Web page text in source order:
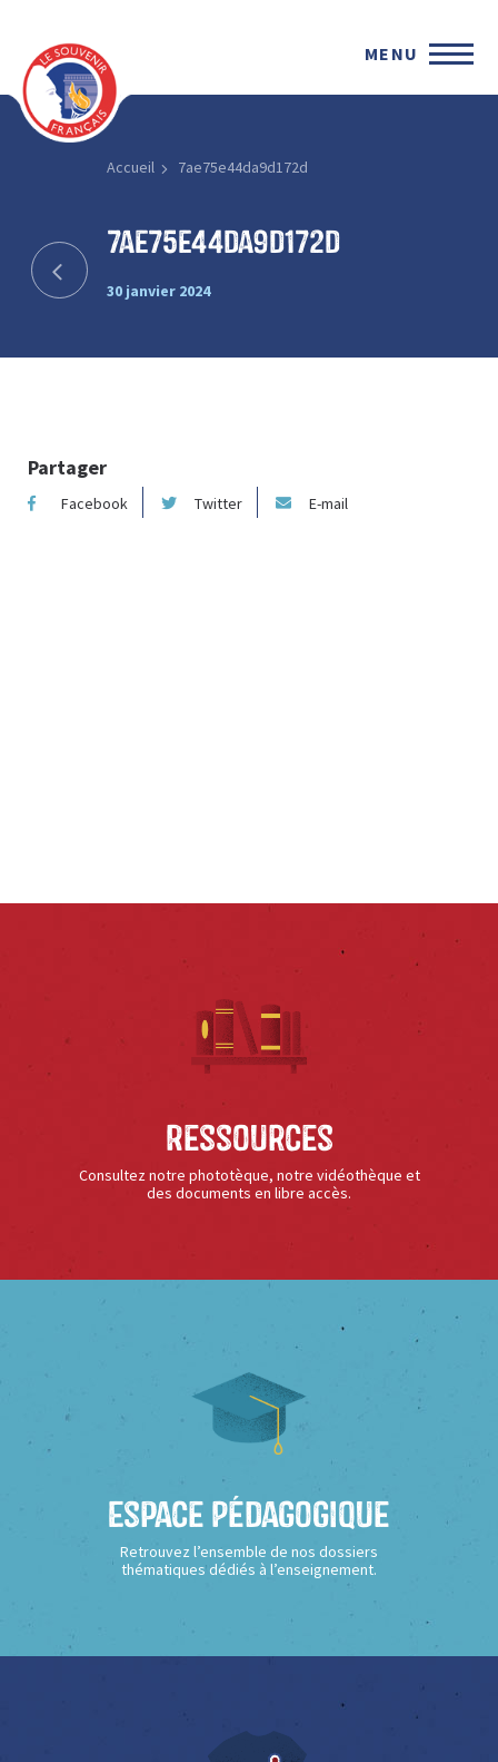
MENU
Accueil 7ae75e44da9d172d
7ae75e44da9d172d
30 janvier 2024
Partager
Facebook Twitter E-mail
Ressources
Consultez notre phototèque, notre vidéothèque et
des documents en libre accès.
Espace Pédagogique
Retrouvez l’ensemble de nos dossiers
thématiques dédiés à l’enseignement.